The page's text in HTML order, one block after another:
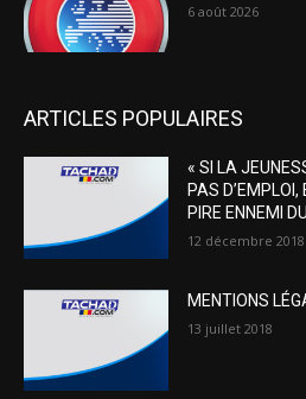
6 août 2026
ARTICLES POPULAIRES
« SI LA
PAS D’EMPLOI,
PIRE ENNEMI
12 décembre 2018
MENTIONS
13 juillet 2018